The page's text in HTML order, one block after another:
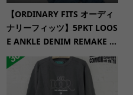
【ORDINARY FITS オーディ
ナリーフィッツ】5PKT LOOS
E ANKLE DENIM REMAKE ...